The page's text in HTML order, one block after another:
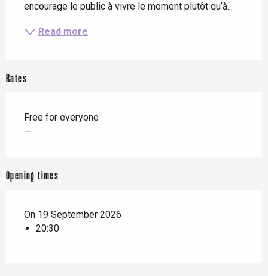
encourage le public à vivre le moment plutôt qu’à...
Read more
Rates
Free for everyone
—
Opening times
On 19 September 2026
20:30